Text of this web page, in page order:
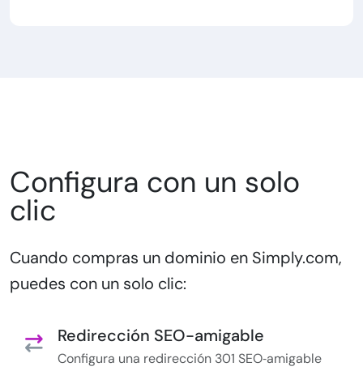
Configura con un solo
clic
Cuando compras un dominio en Simply.com,
puedes con un solo clic:
Redirección SEO-amigable
Configura una redirección 301 SEO‑amigable